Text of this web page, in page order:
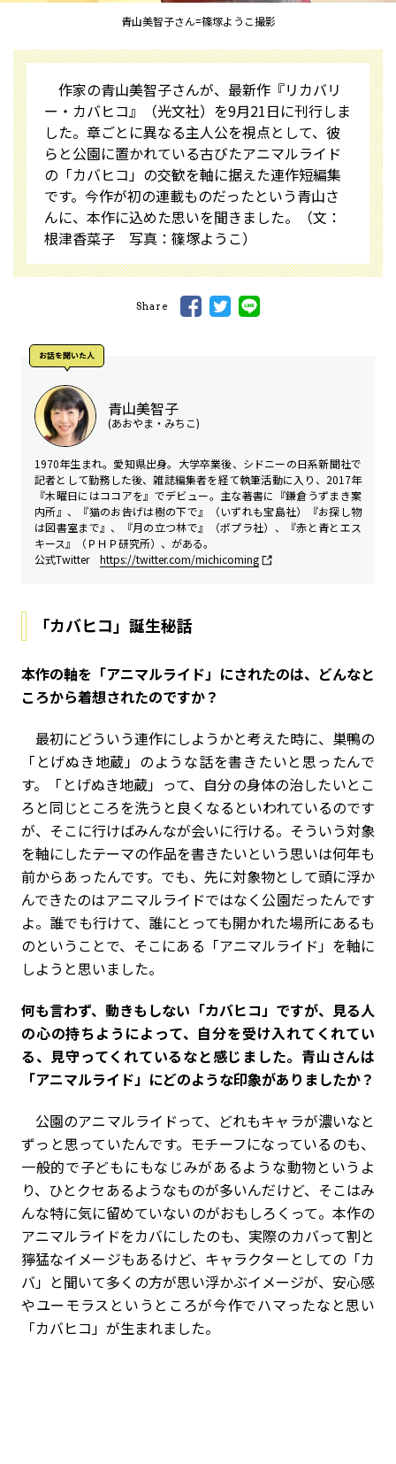
青山美智子さん=篠塚ようこ撮影
作家の青山美智子さんが、最新作『リカバリ
ー・カバヒコ』（光文社）を9月21日に刊行しま
した。章ごとに異なる主人公を視点として、彼
らと公園に置かれている古びたアニマルライド
の「カバヒコ」の交歓を軸に据えた連作短編集
です。今作が初の連載ものだったという青山さ
んに、本作に込めた思いを聞きました。（文：
根津香菜子 写真：篠塚ようこ）
Share
お話を聞いた⼈
青山美智子
(あおやま・みちこ)
1970年生まれ。愛知県出身。大学卒業後、シドニーの日系新聞社で
記者として勤務した後、雑誌編集者を経て執筆活動に入り、2017年
『木曜日にはココアを』でデビュー。主な著書に『鎌倉うずまき案
内所』、『猫のお告げは樹の下で』（いずれも宝島社）『お探し物
は図書室まで』、『月の立つ林で』（ポプラ社）、『赤と青とエス
キース』（ＰＨＰ研究所）、がある。
公式Twitter https://twitter.com/michicoming
「カバヒコ」誕生秘話
――本作の軸を「アニマルライド」にされたのは、どんなと
ころから着想されたのですか？
最初にどういう連作にしようかと考えた時に、巣鴨の
「とげぬき地蔵」のような話を書きたいと思ったんで
す。「とげぬき地蔵」って、自分の身体の治したいとこ
ろと同じところを洗うと良くなるといわれているのです
が、そこに行けばみんなが会いに行ける。そういう対象
を軸にしたテーマの作品を書きたいという思いは何年も
前からあったんです。でも、先に対象物として頭に浮か
んできたのはアニマルライドではなく公園だったんです
よ。誰でも行けて、誰にとっても開かれた場所にあるも
のということで、そこにある「アニマルライド」を軸に
しようと思いました。
――何も言わず、動きもしない「カバヒコ」ですが、見る人
の心の持ちようによって、自分を受け入れてくれてい
る、見守ってくれているなと感じました。青山さんは
「アニマルライド」にどのような印象がありましたか？
公園のアニマルライドって、どれもキャラが濃いなと
ずっと思っていたんです。モチーフになっているのも、
一般的で子どもにもなじみがあるような動物というよ
り、ひとクセあるようなものが多いんだけど、そこはみ
んな特に気に留めていないのがおもしろくって。本作の
アニマルライドをカバにしたのも、実際のカバって割と
獰猛なイメージもあるけど、キャラクターとしての「カ
バ」と聞いて多くの方が思い浮かぶイメージが、安心感
やユーモラスというところが今作でハマったなと思い
「カバヒコ」が生まれました。